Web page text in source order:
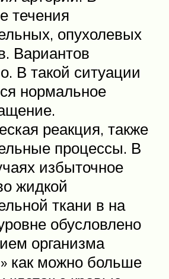
течения
опухолевых
Вариантов
В такой ситуации
нормальное
реакция, также
процессы. В
избыточное
жидкой
ткани в на
обусловлено
организма
как можно больше